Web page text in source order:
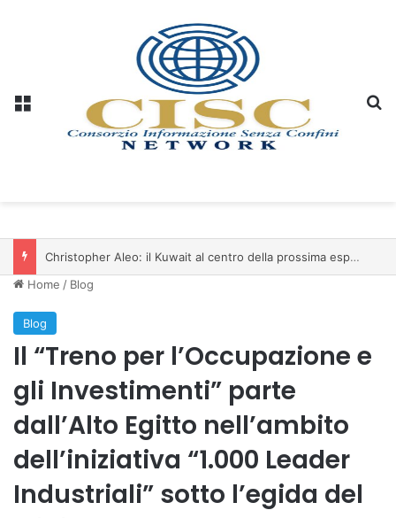
Christopher Aleo: il Kuwait al centro della prossima espansione di iSwiss Pay nel Golfo
Home / Blog
Blog
Il “Treno per l’Occupazione e
gli Investimenti” parte
dall’Alto Egitto nell’ambito
dell’iniziativa “1.000 Leader
Industriali” sotto l’egida del